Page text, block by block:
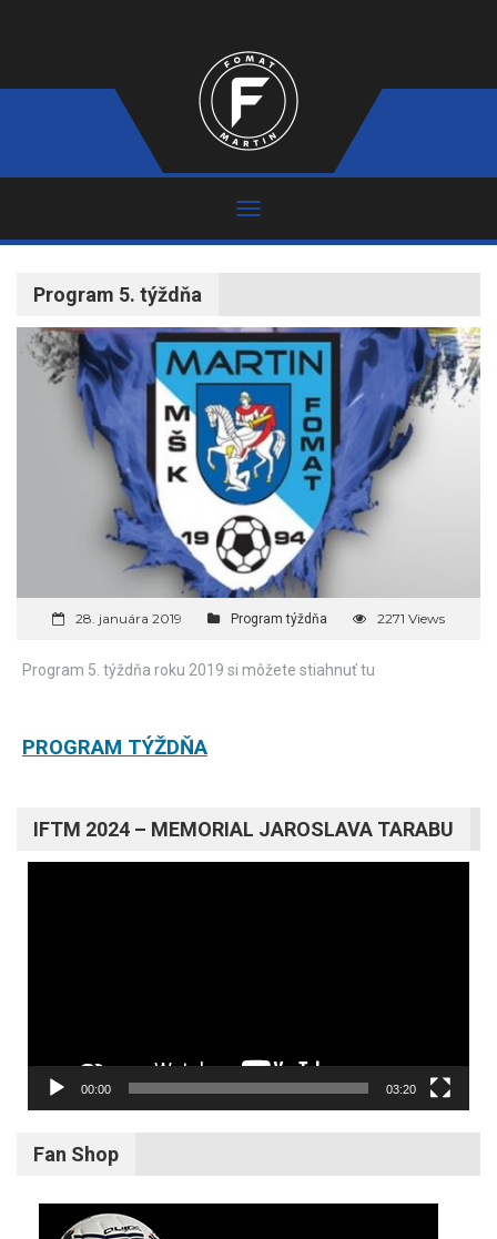
Program 5. týždňa
28. januára 2019 Program týždňa 2271 Views
Program 5. týždňa roku 2019 si môžete stiahnuť tu
PROGRAM TÝŽDŇA
IFTM 2024 – MEMORIAL JAROSLAVA TARABU
00:00 03:20
Fan Shop